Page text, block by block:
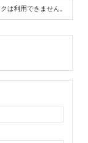
は利用できません。